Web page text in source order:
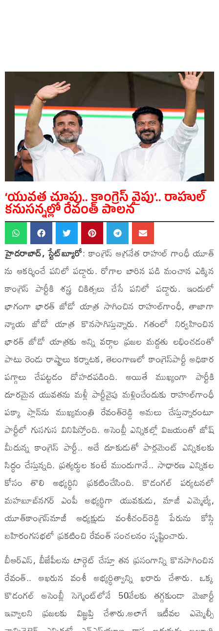
‘యువత చూపు.. కాంగ్రెస్‌ వైపు’.. రాహుల్​
కనుసన్నల్లో రేవంత్​ పాలన
హైదరాబాద్​, స్టేట్​బ్యూరో: కాంగ్రెస్​ ఆగ్రనేత రాహుల్​ గాంధీ యూత్​
ను ఆకర్శించే పనిలో పడ్డారు. రోగాల బారిన పడి మంచాన ఎక్కిన
కాంగ్రెస్​ పార్టీకి శస్త్ర చికిత్సలు చేసే పనిలో పడ్డారు. ఇందులో
భాగంగా భారత్​ జోడో యాత్ర సాగించిన రాహుల్​గాంధీ, తాజాగా
న్యాయ జోడో యాత్ర కొనసాగిస్తున్నారు. గతంలో నిర్వహించిన
భారత్​ జోడో యాత్రకు అన్ని వర్గాల ప్రజల మద్దతు లభించడంతో
పాటు రెండు రాష్ట్రాలు కర్నాటక, తెలంగాణలో కాంగ్రెస్​పార్టీ అధికార
పగ్గాలు చేపట్టడం దోహదపడింది. అయితే ముఖ్యంగా పార్టీకి
దూరమైన యువతను మళ్లీ పార్టీవైపు మళ్లించేందుకు రాహుల్​గాంధీ
పక్కా ప్లాన్​ను ముఖ్యమంత్రి రేవంత్​రెడ్డి అమలు చేస్తున్నారంటూ
పార్టీలో గుసగుస వినిపిస్తోంది. అసెంబ్లీ ఎన్నికల్లో విజయంతో జోష్‌
మీదున్న కాంగ్రెస్‌ పార్టీ.. అదే దూకుడుతో పార్లమెంట్‌ ఎన్నికలకు
సిద్ధం చేస్తున్నది. ప్రత్యర్థుల కంటే ముందుగానే.. సాధారణ ఎన్నికల
కోసం తొలి అభ్యర్థిని ప్రకటించేసింది. కొడంగల్‌ పర్యటనలో
మహబూబ్‌నగర్‌ ఎంపీ అభ్యర్థిగా యువకుడు, మాజీ ఎమ్మెల్యే,
యూత్​కాంగ్రెస్​మాజీ అధ్యక్షుడు వంశీచంద్‌రెడ్డి పేరును కోస్గి
బహిరంగసభలో ప్రకటించి రేవంత్​ సంచలనం సృష్టించారు.
బీఆర్‌ఎస్‌, బీజేపీలను టార్గెట్‌ చేస్తూ తన ప్రసంగాన్ని కొనసాగించిన
రేవంత్‌.. ఆఖరున వంశీ అభ్యర్థిత్వాన్ని ఖరారు చేశారు. ఒక్క
కొడంగల్‌ అసెంబ్లీ సెగ్మెంట్‌లోనే 50వేలకు తగ్గకుండా మెజార్టీ
ఇవ్వాలని ప్రజలకు విజ్ఞప్తి చేశారు.అలాగే ఇటీవల ఎమ్మెల్సీ